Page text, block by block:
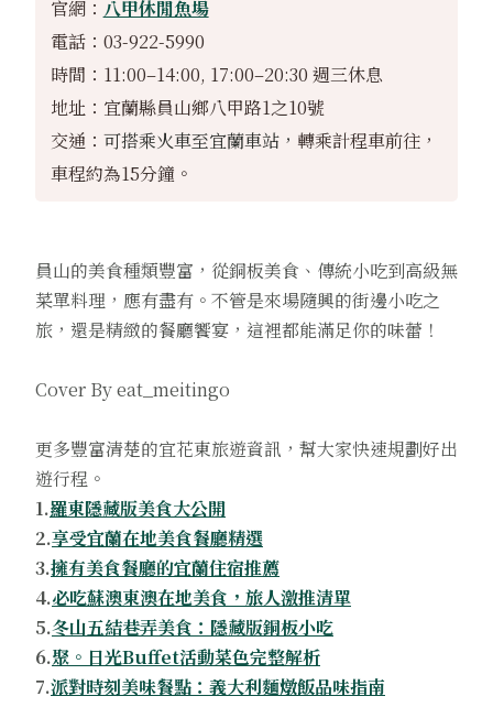
官網： 八甲休閒魚場
電話：03-922-5990
時間：11:00–14:00, 17:00–20:30 週三休息
地址：宜蘭縣員山鄉八甲路1之10號
交通： 可搭乘火車至宜蘭車站， 轉乘計程車前往，
車程約為15分鐘。
員山的美食種類豐富，從銅板美食、傳統小吃到高級無
菜單料理，應有盡有。不管是來場隨興的街邊小吃之
旅，還是精緻的餐廳饗宴，這裡都能滿足你的味蕾！
Cover By eat_meitingo
更多豐富清楚的宜花東旅遊資訊，幫大家快速規劃好出
遊行程。
1.羅東隱藏版美食大公開
2.享受宜蘭在地美食餐廳精選
3.擁有美食餐廳的宜蘭住宿推薦
4.必吃蘇澳東澳在地美食，旅人激推清單
5.冬山五結巷弄美食：隱藏版銅板小吃
6.聚。日光Buffet活動菜色完整解析
7.派對時刻美味餐點：義大利麵燉飯品味指南